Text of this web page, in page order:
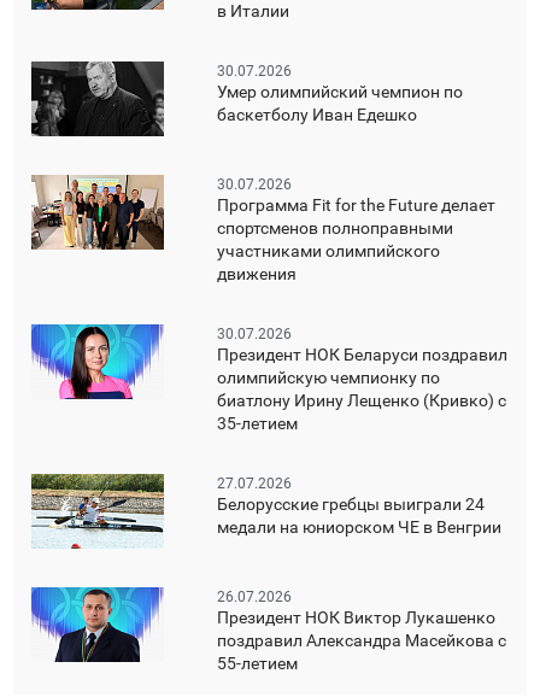
в Италии
30.07.2026
Умер олимпийский чемпион по
баскетболу Иван Едешко
30.07.2026
Программа Fit for the Future делает
спортсменов полноправными
участниками олимпийского
движения
30.07.2026
Президент НОК Беларуси поздравил
олимпийскую чемпионку по
биатлону Ирину Лещенко (Кривко) с
35-летием
27.07.2026
Белорусские гребцы выиграли 24
медали на юниорском ЧЕ в Венгрии
26.07.2026
Президент НОК Виктор Лукашенко
поздравил Александра Масейкова с
55-летием